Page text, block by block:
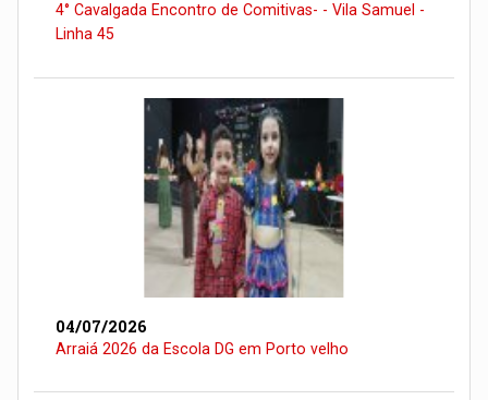
4° Cavalgada Encontro de Comitivas- - Vila Samuel -
Linha 45
04/07/2026
Arraiá 2026 da Escola DG em Porto velho